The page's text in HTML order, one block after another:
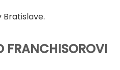
FRANCHISOROVI